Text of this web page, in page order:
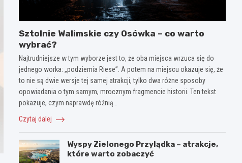
Sztolnie Walimskie czy Osówka – co warto
wybrać?
Najtrudniejsze w tym wyborze jest to, że oba miejsca wrzuca się do
jednego worka: „podziemia Riese”. A potem na miejscu okazuje się, że
to nie są dwie wersje tej samej atrakcji, tylko dwa różne sposoby
opowiadania o tym samym, mrocznym fragmencie historii. Ten tekst
pokazuje, czym naprawdę różnią…
Czytaj dalej
Wyspy Zielonego Przylądka – atrakcje,
które warto zobaczyć